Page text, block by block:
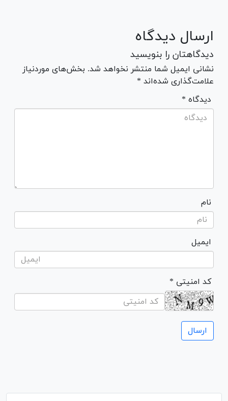
ارسال دیدگاه
دیدگاهتان را بنویسید
نشانی ایمیل شما منتشر نخواهد شد. بخش‌های موردنیاز
علامت‌گذاری شده‌اند *
* دیدگاه
نام
ایمیل
* کد امنیتی